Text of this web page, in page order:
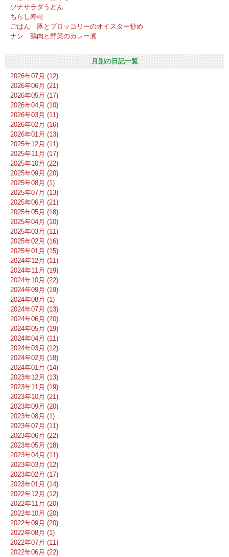
ツナサラダうどん
ちらし寿司
ごはん 豚とブロッコリーのオイスター炒め
ナン 鶏肉と野菜のカレー煮
月別の日記一覧
2026年07月 (12)
2026年06月 (21)
2026年05月 (17)
2026年04月 (10)
2026年03月 (11)
2026年02月 (16)
2026年01月 (13)
2025年12月 (11)
2025年11月 (17)
2025年10月 (22)
2025年09月 (20)
2025年08月 (1)
2025年07月 (13)
2025年06月 (21)
2025年05月 (18)
2025年04月 (10)
2025年03月 (11)
2025年02月 (16)
2025年01月 (15)
2024年12月 (11)
2024年11月 (19)
2024年10月 (22)
2024年09月 (19)
2024年08月 (1)
2024年07月 (13)
2024年06月 (20)
2024年05月 (19)
2024年04月 (11)
2024年03月 (12)
2024年02月 (18)
2024年01月 (14)
2023年12月 (13)
2023年11月 (19)
2023年10月 (21)
2023年09月 (20)
2023年08月 (1)
2023年07月 (11)
2023年06月 (22)
2023年05月 (18)
2023年04月 (11)
2023年03月 (12)
2023年02月 (17)
2023年01月 (14)
2022年12月 (12)
2022年11月 (20)
2022年10月 (20)
2022年09月 (20)
2022年08月 (1)
2022年07月 (11)
2022年06月 (22)